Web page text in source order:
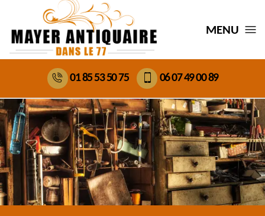
MENU
01 85 53 50 75 06 07 49 00 89